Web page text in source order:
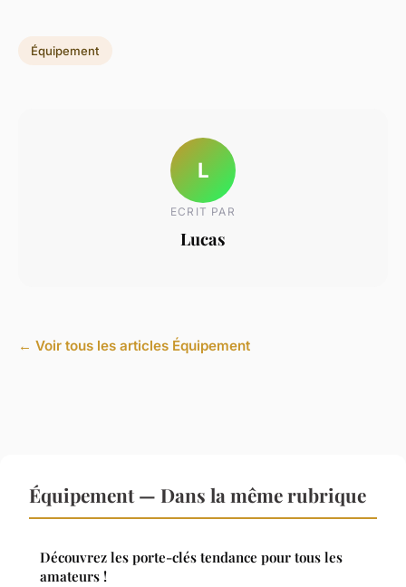
Équipement
L
ECRIT PAR
Lucas
← Voir tous les articles Équipement
Équipement — Dans la même rubrique
Découvrez les porte-clés tendance pour tous les
amateurs !